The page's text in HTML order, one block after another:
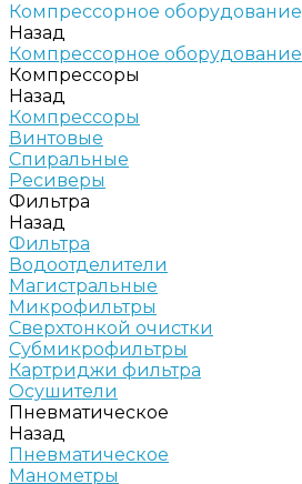
Компрессорное оборудование
Назад
Компрессорное оборудование
Компрессоры
Назад
Компрессоры
Винтовые
Спиральные
Ресиверы
Фильтра
Назад
Фильтра
Водоотделители
Магистральные
Микрофильтры
Сверхтонкой очистки
Субмикрофильтры
Картриджи фильтра
Осушители
Пневматическое
Назад
Пневматическое
Манометры